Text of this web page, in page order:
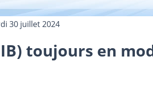
30 juillet 2024
toujours en